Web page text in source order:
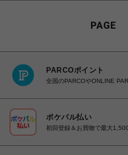
PARCOポイント
全国のPARCOやONLINE
ポケパル払い
初回登録＆お買物で最大